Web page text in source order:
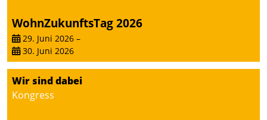
WohnZukunftsTag 2026
29. Juni 2026 –
30. Juni 2026
Wir sind dabei
Kongress